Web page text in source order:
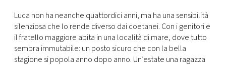
Luca non ha neanche quattordici anni, ma ha una sensibilità
silenziosa che lo rende diverso dai coetanei. Con i genitori e
il fratello maggiore abita in una località di mare, dove tutto
sembra immutabile: un posto sicuro che con la bella
stagione si popola anno dopo anno. Un’estate una ragazza